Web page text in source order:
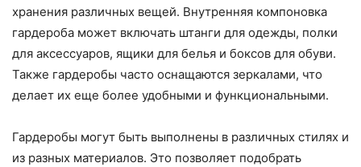
хранения различных вещей. Внутренняя компоновка
гардероба может включать штанги для одежды, полки
для аксессуаров, ящики для белья и боксов для обуви.
Также гардеробы часто оснащаются зеркалами, что
делает их еще более удобными и функциональными.
Гардеробы могут быть выполнены в различных стилях и
из разных материалов. Это позволяет подобрать